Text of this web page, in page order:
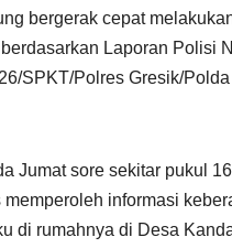
bergerak cepat
Laporan Polisi
SPKT/Polres Gresik/
Jumat sore sekitar pukul
memperoleh informasi
di rumahnya di Desa